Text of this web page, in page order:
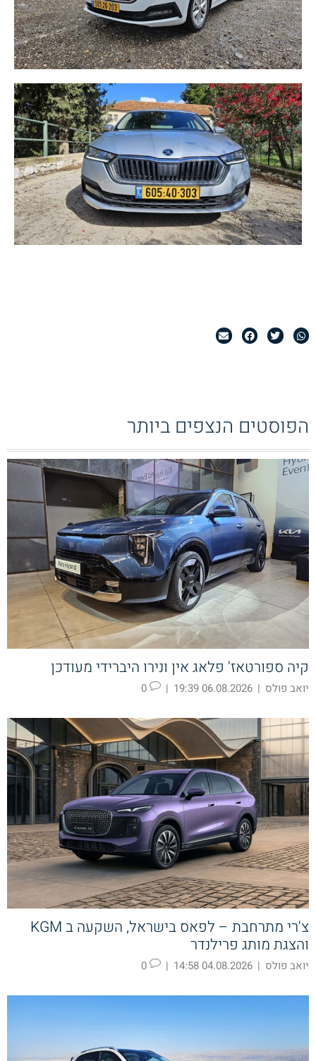
הפוסטים הנצפים ביותר
קיה ספורטאז' פלאג אין ונירו היברידי מעודכן
יואב פולס |
06.08.2026 19:39
|
צ'רי מתרחבת – לפאס בישראל, השקעה ב KGM
והצגת מותג פרילנדר
יואב פולס |
04.08.2026 14:58
|